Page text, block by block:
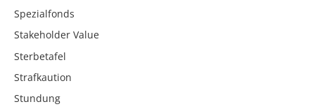
Spezialfonds
Stakeholder Value
Sterbetafel
Strafkaution
Stundung